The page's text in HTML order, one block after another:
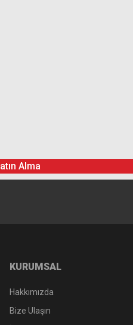
Alma
KURUMSAL
Hakkımızda
Bize Ulaşın